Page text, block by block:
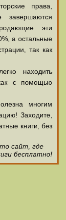
права,
эти
а остальные
так как
находить
с помощью
многим
Заходите,
книги, без
сайт, где
бесплатно!